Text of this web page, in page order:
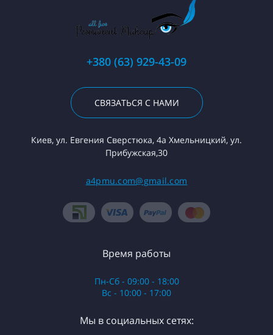
+380 (63) 929-43-09
СВЯЗАТЬСЯ С НАМИ
Киев, ул. Евгения Сверстюка, 4а Хмельницкий, ул.
Прибужская,30
a4pmu.com@gmail.com
Время работы
Пн-Сб - 09:00 - 18:00
Вс - 10:00 - 17:00
Мы в социальных сетях: